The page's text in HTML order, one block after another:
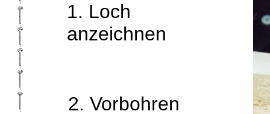
1. Loch
anzeichnen
2. Vorbohren